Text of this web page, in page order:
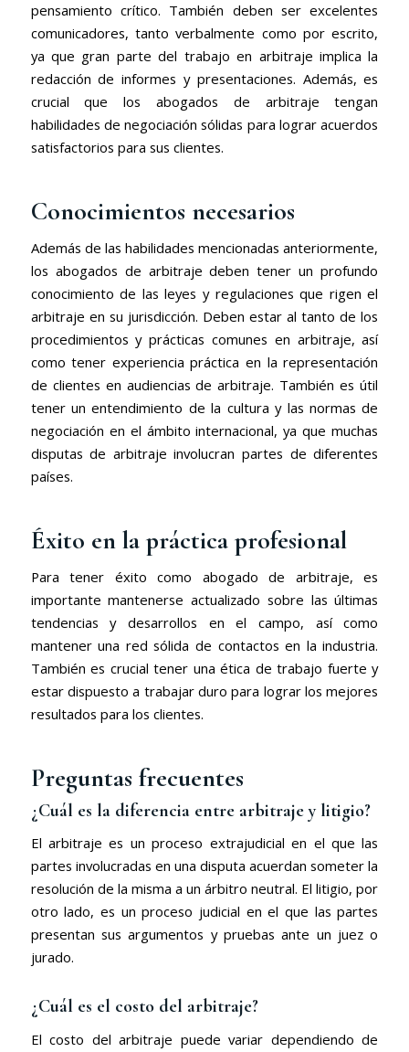
pensamiento crítico. También deben ser excelentes
comunicadores, tanto verbalmente como por escrito,
ya que gran parte del trabajo en arbitraje implica la
redacción de informes y presentaciones. Además, es
crucial que los abogados de arbitraje tengan
habilidades de negociación sólidas para lograr acuerdos
satisfactorios para sus clientes.
Conocimientos necesarios
Además de las habilidades mencionadas anteriormente,
los abogados de arbitraje deben tener un profundo
conocimiento de las leyes y regulaciones que rigen el
arbitraje en su jurisdicción. Deben estar al tanto de los
procedimientos y prácticas comunes en arbitraje, así
como tener experiencia práctica en la representación
de clientes en audiencias de arbitraje. También es útil
tener un entendimiento de la cultura y las normas de
negociación en el ámbito internacional, ya que muchas
disputas de arbitraje involucran partes de diferentes
países.
Éxito en la práctica profesional
Para tener éxito como abogado de arbitraje, es
importante mantenerse actualizado sobre las últimas
tendencias y desarrollos en el campo, así como
mantener una red sólida de contactos en la industria.
También es crucial tener una ética de trabajo fuerte y
estar dispuesto a trabajar duro para lograr los mejores
resultados para los clientes.
Preguntas frecuentes
¿Cuál es la diferencia entre arbitraje y litigio?
El arbitraje es un proceso extrajudicial en el que las
partes involucradas en una disputa acuerdan someter la
resolución de la misma a un árbitro neutral. El litigio, por
otro lado, es un proceso judicial en el que las partes
presentan sus argumentos y pruebas ante un juez o
jurado.
¿Cuál es el costo del arbitraje?
El costo del arbitraje puede variar dependiendo de